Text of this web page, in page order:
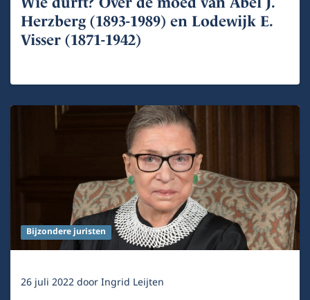
Herzberg (1893-1989) en Lodewijk E.
Visser (1871-1942)
Bijzondere juristen
26 juli 2022doorIngrid Leijten